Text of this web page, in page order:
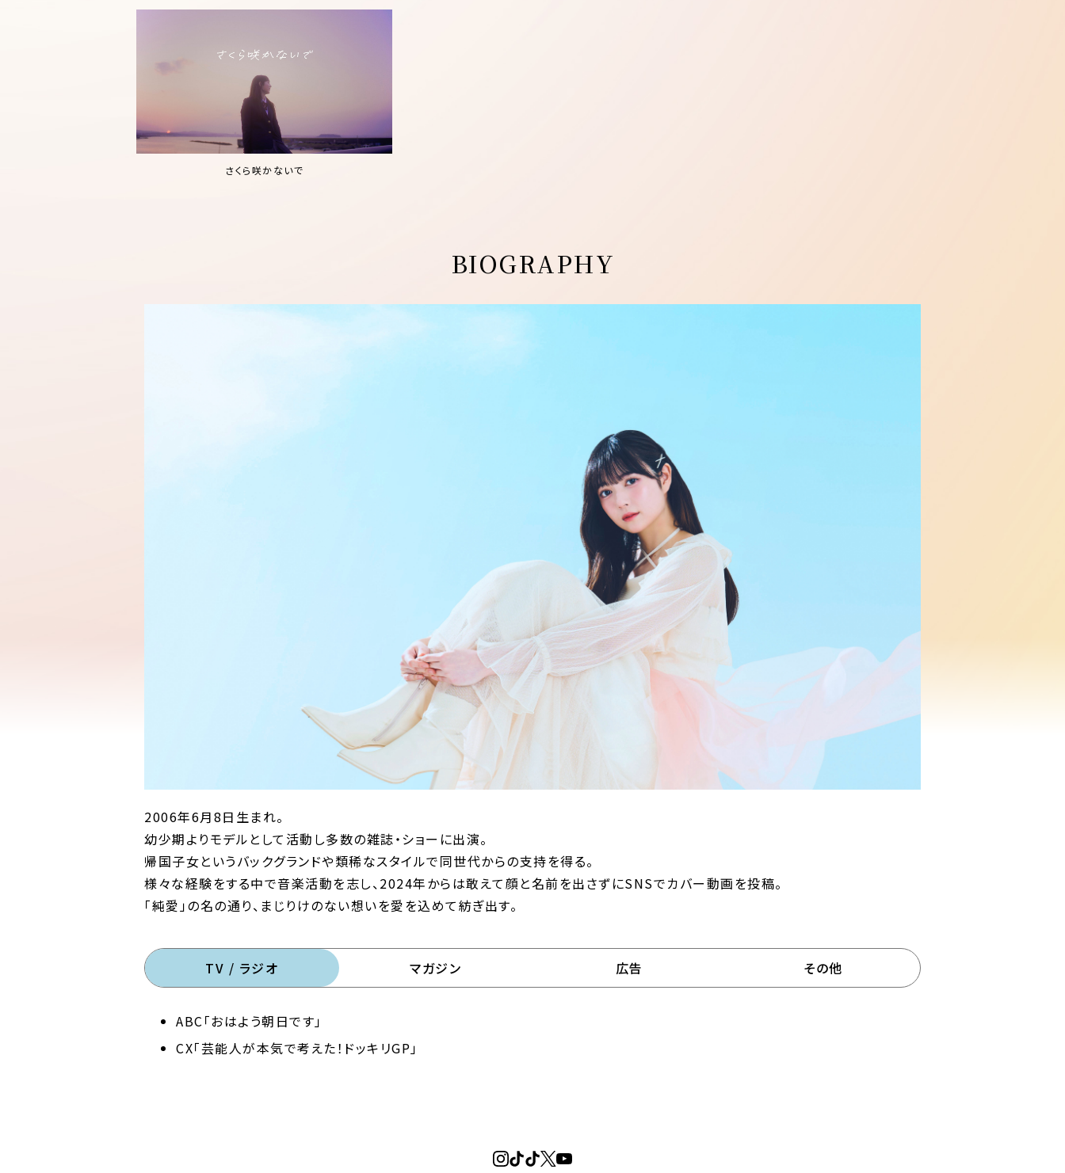
さくら咲かないで
BIOGRAPHY
2006年6月8日生まれ。
幼少期よりモデルとして活動し多数の雑誌・ショーに出演。
帰国子女というバックグランドや類稀なスタイルで同世代からの支持を得る。
様々な経験をする中で音楽活動を志し、2024年からは敢えて顔と名前を出さずにSNSでカバー動画を投稿。
「純愛」の名の通り、まじりけのない想いを愛を込めて紡ぎ出す。
TV / ラジオ マガジン 広告 その他
ABC「おはよう朝日です」
CX「芸能人が本気で考えた！ドッキリGP」